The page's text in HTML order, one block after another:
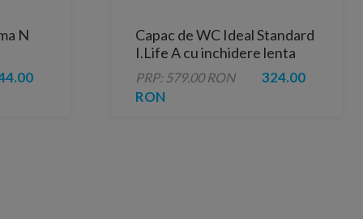
N
Capac de WC Ideal Standard
I.Life A cu inchidere lenta
PRP: 579.00 RON
324.00
RON